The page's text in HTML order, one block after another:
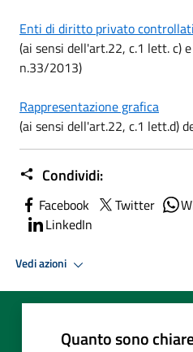
Enti di diritto privato controllati
(ai sensi dell'art.22, c.1 lett. c)
n.33/2013)
Rappresentazione grafica
(ai sensi dell'art.22, c.1 lett.d)
Condividi:
Facebook Twitter
LinkedIn
Vedi azioni
Quanto sono